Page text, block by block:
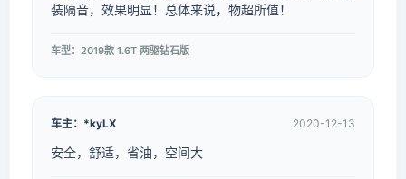
装隔音，效果明显！总体来说，物超所值！
车型：2019款 1.6T 两驱钻石版
车主：*kyLX 2020-12-13
安全，舒适，省油，空间大